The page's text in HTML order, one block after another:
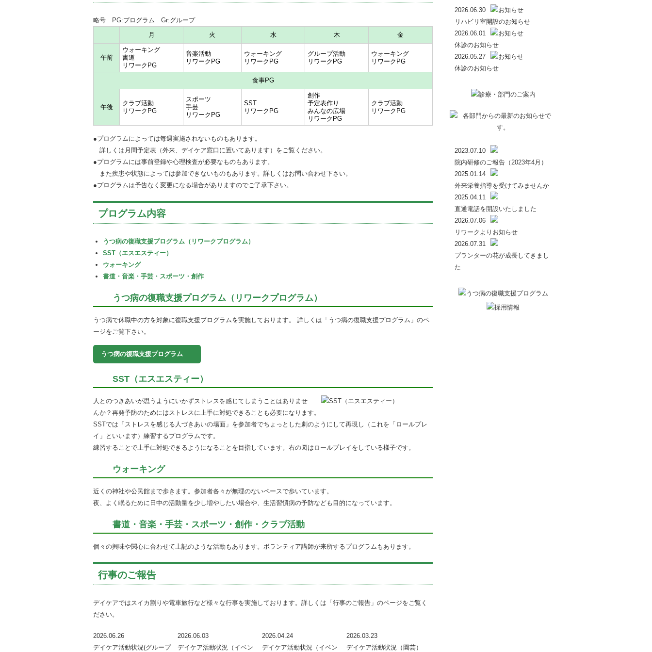
略号 PG:プログラム Gr:グループ
月
火 水 木 金
午前
ウォーキング
書道
リワークPG
音楽活動
リワークPG
ウォーキング
リワークPG
グループ活動
リワークPG
ウォーキング
リワークPG
食事PG
午後
クラブ活動
リワークPG
スポーツ
手芸
リワークPG
SST
リワークPG
創作
予定表作り
みんなの広場
リワークPG
クラブ活動
リワークPG
●プログラムによっては毎週実施されないものもあります。
詳しくは月間予定表（外来、デイケア窓口に置いてあります）をご覧ください。
●プログラムには事前登録や心理検査が必要なものもあります。
また疾患や状態によっては参加できないものもあります。詳しくはお問い合わせ下さい。
●プログラムは予告なく変更になる場合がありますのでご了承下さい。
プログラム内容
うつ病の復職支援プログラム（リワークプログラム）
SST（エスエスティー）
ウォーキング
書道・音楽・手芸・スポーツ・創作
うつ病の復職支援プログラム（リワークプログラム）
うつ病で休職中の方を対象に復職支援プログラムを実施しております。 詳しくは「うつ病の復職支援プログラム」のペ
ージをご覧下さい。
うつ病の復職支援プログラム
SST（エスエスティー）
人とのつきあいが思うようにいかずストレスを感じてしまうことはありませ
んか？再発予防のためにはストレスに上手に対処できることも必要になります。
SSTでは「ストレスを感じる人づきあいの場面」を参加者でちょっとした劇のようにして再現し（これを「ロールプレ
イ」といいます）練習するプログラムです。
練習することで上手に対処できるようになることを目指しています。右の図はロールプレイをしている様子です。
ウォーキング
近くの神社や公民館まで歩きます。参加者各々が無理のないペースで歩いています。
夜、よく眠るために日中の活動量を少し増やしたい場合や、生活習慣病の予防なども目的になっています。
書道・音楽・手芸・スポーツ・創作・クラブ活動
個々の興味や関心に合わせて上記のような活動もあります。ボランティア講師が来所するプログラムもあります。
行事のご報告
デイケアではスイカ割りや電車旅行など様々な行事を実施しております。詳しくは「行事のご報告」のページをご覧く
ださい。
2026.06.26
デイケア活動状況(グループ
2026.06.03
デイケア活動状況（イベン
2026.04.24
デイケア活動状況（イベン
2026.03.23
デイケア活動状況（園芸）
2026.06.30
リハビリ室開設のお知らせ
2026.06.01
休診のお知らせ
2026.05.27
休診のお知らせ
2023.07.10
院内研修のご報告（2023年4月）
2025.01.14
外来栄養指導を受けてみませんか
2025.04.11
直通電話を開設いたしました
2026.07.06
リワークよりお知らせ
2026.07.31
プランターの花が成長してきまし
た